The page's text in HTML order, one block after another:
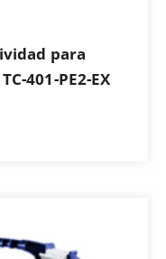
para
401-PE2-EX